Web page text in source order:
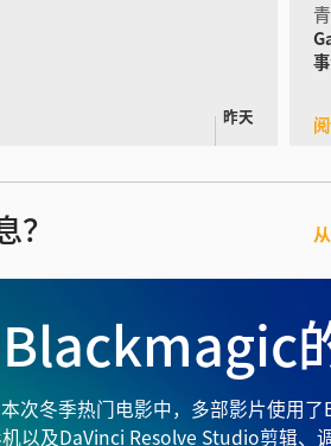
昨天
Blackmagic
本次冬季热门电影中，多部影片使用
以及DaVinci Resolve Studio剪辑、